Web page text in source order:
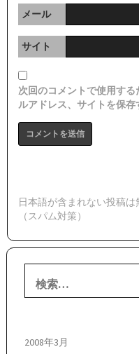
メール
サイト
次回のコメントで使用す
ルアドレス、サイトを保存
日本語が含まれない投稿は
（スパム対策）
索:
2008年3月